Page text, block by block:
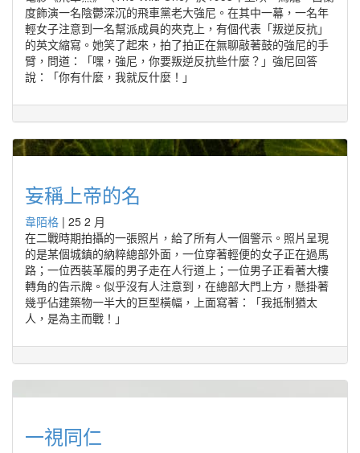
度飾演一名陰鬱深沉的飛車黨老大強尼。在其中一幕，一名年
輕女子注意到一名幫派成員的夾克上，有個代表「叛逆反抗」
的英文縮寫。她笑了起來，拍了拍正在無聊敲著鼓的強尼的手
臂，問道：「嘿，強尼，你要叛逆反抗些什麼？」強尼回答
說：「你有什麼，我就反什麼！」
妄稱上帝的名
韋陌格 | 25 2 月
在二戰時期拍攝的一張照片，給了所有人一個警示。照片呈現
的是某個城鎮的納粹總部外面，一位穿著輕便的女子正在過馬
路；一位西裝革履的男子走在人行道上；一位男子正看著大樓
轉角的告示牌。似乎沒有人注意到，在總部大門上方，懸掛著
幾乎佔建築物一半大的巨型橫幅，上面寫著：「我抵制猶太
人，是為主而戰！」
一視同仁